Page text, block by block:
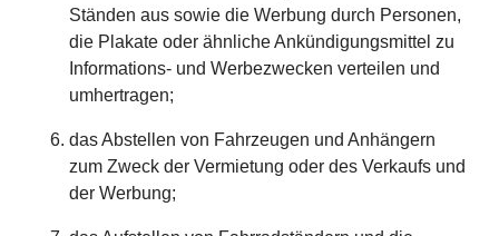
Ständen aus sowie die Werbung durch Personen,
die Plakate oder ähnliche Ankündigungsmittel zu
Informations- und Werbezwecken verteilen und
umhertragen;
das Abstellen von Fahrzeugen und Anhängern
zum Zweck der Vermietung oder des Verkaufs und
der Werbung;